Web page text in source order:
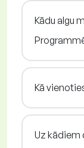
Kādu algu
Kā
Uz